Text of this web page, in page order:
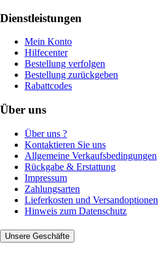
Dienstleistungen
Mein Konto
Hilfecenter
Bestellung verfolgen
Bestellung zurückgeben
Rabattcodes
Über uns
Über uns ?
Kontaktieren Sie uns
Allgemeine Verkaufsbedingungen
Rückgabe & Erstattung
Impressum
Zahlungsarten
Lieferkosten und Versandoptionen
Hinweis zum Datenschutz
Unsere Geschäfte